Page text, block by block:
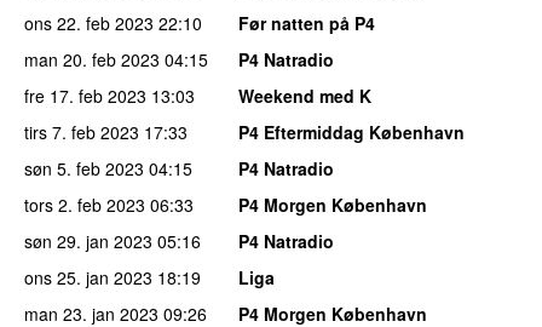
ons 22. feb 2023 22:10
Før natten på P4
man 20. feb 2023 04:15
P4 Natradio
fre 17. feb 2023 13:03
Weekend med K
tirs 7. feb 2023 17:33
P4 Eftermiddag København
søn 5. feb 2023 04:15
P4 Natradio
tors 2. feb 2023 06:33
P4 Morgen København
søn 29. jan 2023 05:16
P4 Natradio
ons 25. jan 2023 18:19
Liga
man 23. jan 2023 09:26
P4 Morgen København